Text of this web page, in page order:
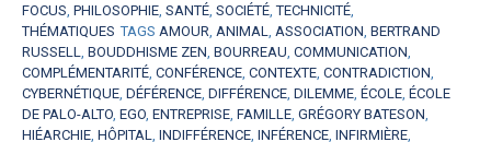
FOCUS, PHILOSOPHIE, SANTÉ, SOCIÉTÉ,TECHNICITÉ,
THÉMATIQUES TAGS AMOUR, ANIMAL, ASSOCIATION, BERTRAND
RUSSELL, BOUDDHISME ZEN, BOURREAU, COMMUNICATION,
COMPLÉMENTARITÉ, CONFÉRENCE, CONTEXTE, CONTRADICTION,
CYBERNÉTIQUE, DÉFÉRENCE, DIFFÉRENCE, DILEMME, ÉCOLE, ÉCOLE
DE PALO-ALTO, EGO, ENTREPRISE, FAMILLE, GRÉGORY BATESON,
HIÉARCHIE, HÔPITAL, INDIFFÉRENCE, INFÉRENCE, INFIRMIÈRE,